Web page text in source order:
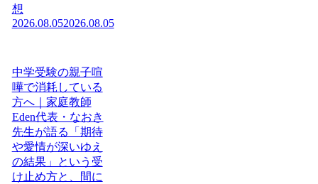
想
2026.08.052026.08.05
中学受験の親子喧
嘩で消耗している
方へ｜家庭教師
Eden代表・なおき
先生が語る「期待
や愛情が深いゆえ
の結果」という受
け止め方と、間に